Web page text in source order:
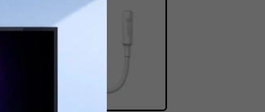
rabat.